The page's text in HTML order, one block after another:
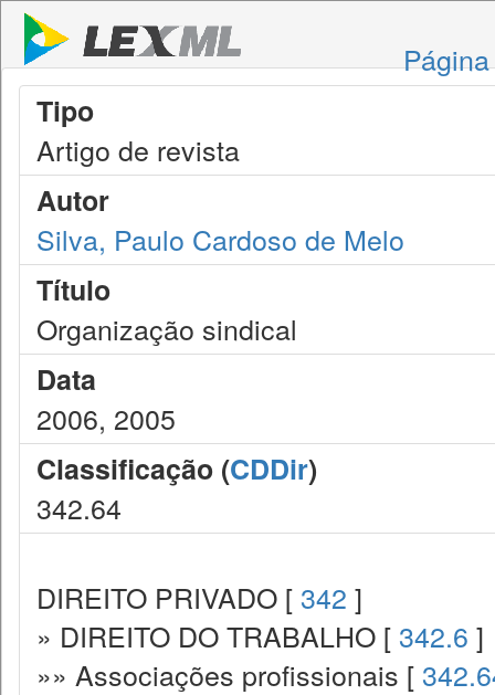
Tipo
Artigo de revista
Autor
Silva, Paulo Cardoso de Melo
Título
Organização sindical
Data
2006, 2005
Classificação (CDDir)
342.64
DIREITO PRIVADO [ 342 ]
» DIREITO DO TRABALHO [ 342.6 ]
»» Associações profissionais [